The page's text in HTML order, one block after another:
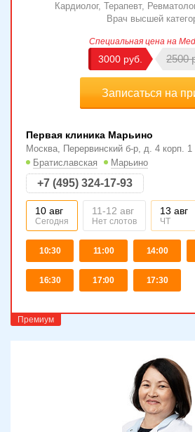
Кардиолог, Терапевт,
Врач высшей
3000 2500
Записаться на
Первая клиника Марьино
Москва, Перервинский б-р, д. 4 корп. 1
Братиславская
Марьино
+7 (495) 324-17-93
10 авг
Сегодня
11-12 авг
Нет слотов
13 авг
ЧТ
10:30 11:00 14:00
16:30 17:00 17:30